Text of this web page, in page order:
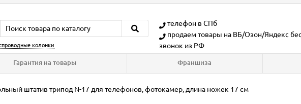
телефон в СПб
продаем товары на ВБ/Озон/Яндекс
звонок из РФ
колонки
Гарантия на товары Франшиза
штатив трипод N-17 для телефонов, фотокамер, длина ножек 17 см